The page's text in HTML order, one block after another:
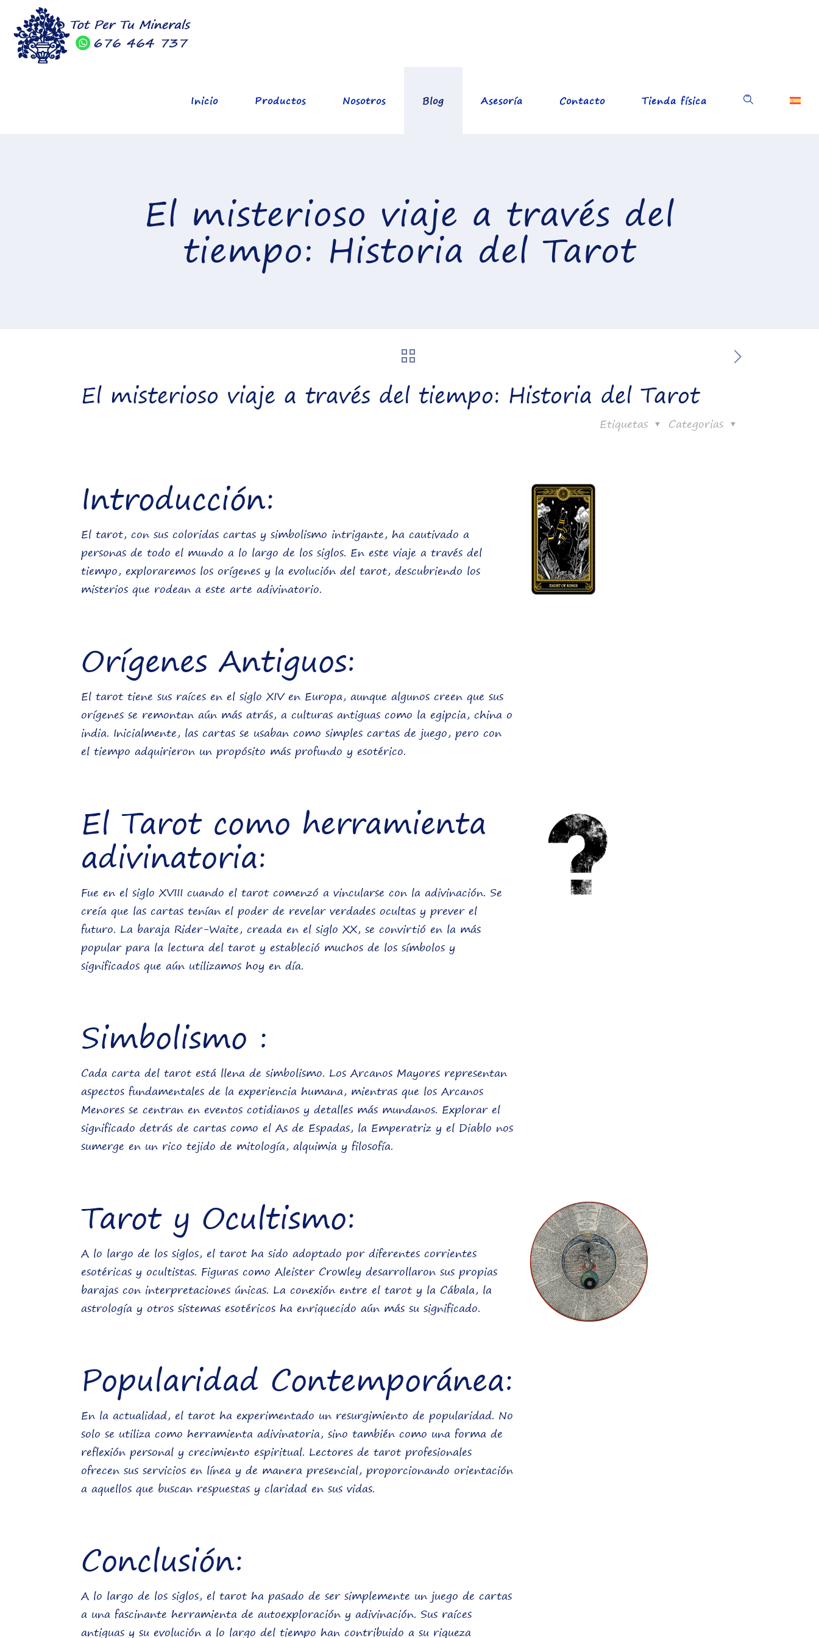
Inicio Productos Nosotros Blog Asesoría Contacto Tienda física
El misterioso viaje a través del
tiempo: Historia del Tarot
El misterioso viaje a través del tiempo: Historia del Tarot
Categorias
Etiquetas
Introducción:
El tarot, con sus coloridas cartas y simbolismo intrigante, ha cautivado a
personas de todo el mundo a lo largo de los siglos. En este viaje a través del
tiempo, exploraremos los orígenes y la evolución del tarot, descubriendo los
misterios que rodean a este arte adivinatorio.
Orígenes Antiguos:
El tarot tiene sus raíces en el siglo XIV en Europa, aunque algunos creen que sus
orígenes se remontan aún más atrás, a culturas antiguas como la egipcia, china o
india. Inicialmente, las cartas se usaban como simples cartas de juego, pero con
el tiempo adquirieron un propósito más profundo y esotérico.
El Tarot como herramienta
adivinatoria:
Fue en el siglo XVIII cuando el tarot comenzó a vincularse con la adivinación. Se
creía que las cartas tenían el poder de revelar verdades ocultas y prever el
futuro. La baraja Rider-Waite, creada en el siglo XX, se convirtió en la más
popular para la lectura del tarot y estableció muchos de los símbolos y
significados que aún utilizamos hoy en día.
Simbolismo :
Cada carta del tarot está llena de simbolismo. Los Arcanos Mayores representan
aspectos fundamentales de la experiencia humana, mientras que los Arcanos
Menores se centran en eventos cotidianos y detalles más mundanos. Explorar el
significado detrás de cartas como el As de Espadas, la Emperatriz y el Diablo nos
sumerge en un rico tejido de mitología, alquimia y filosofía.
Tarot y Ocultismo:
A lo largo de los siglos, el tarot ha sido adoptado por diferentes corrientes
esotéricas y ocultistas. Figuras como Aleister Crowley desarrollaron sus propias
barajas con interpretaciones únicas. La conexión entre el tarot y la Cábala, la
astrología y otros sistemas esotéricos ha enriquecido aún más su significado.
Popularidad Contemporánea:
En la actualidad, el tarot ha experimentado un resurgimiento de popularidad. No
solo se utiliza como herramienta adivinatoria, sino también como una forma de
reflexión personal y crecimiento espiritual. Lectores de tarot profesionales
ofrecen sus servicios en línea y de manera presencial, proporcionando orientación
a aquellos que buscan respuestas y claridad en sus vidas.
Conclusión:
A lo largo de los siglos, el tarot ha pasado de ser simplemente un juego de cartas
a una fascinante herramienta de autoexploración y adivinación. Sus raíces
antiguas y su evolución a lo largo del tiempo han contribuido a su riqueza